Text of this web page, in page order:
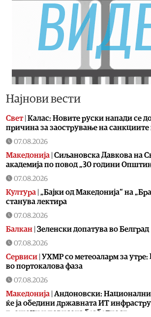
Најнови вести
Свет| Калас: Новите руски напади се
причина за заострување на
07.08.2026
Македонија Сиљановска Давкова на
академија по повод „30 години
07.08.2026
Култура „Бајки од Македонија“ на
станува лектира
07.08.2026
Балкан Зеленски допатува во Белград
07.08.2026
Сервиси УХМР со метеоаларм за утре:
во портокалова фаза
07.08.2026
Македонија Андоновски:
ќе ја обедини државната ИТ
трошоци и повисока безбедност